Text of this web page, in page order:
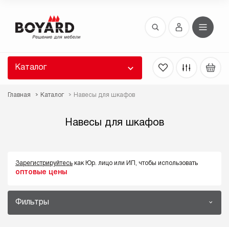
Каталог
Главная Каталог Навесы для шкафов
Навесы для шкафов
Зарегистрируйтесь как Юр. лицо или ИП, чтобы использовать
оптовые цены
Фильтры
Восстановление пароля
высланы вам по E-Mail.
ссылку для восстановления